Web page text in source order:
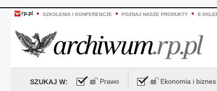
SZKOLENIA I KONFERENCJE POZNAJ NASZE PRODUKTY E-
SZUKAJ W: Prawo Ekonomia i biznes